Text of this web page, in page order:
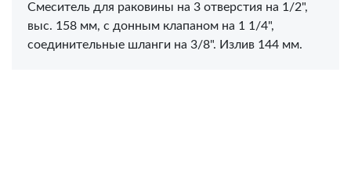
Смеситель для раковины на 3 отверстия на 1/2",
выс. 158 мм, с донным клапаном на 1 1/4",
соединительные шланги на 3/8". Излив 144 мм.